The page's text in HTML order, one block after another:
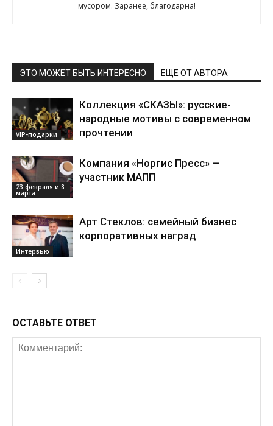
мусором. Заранее, благодарна!
ЭТО МОЖЕТ БЫТЬ ИНТЕРЕСНО ЕЩЕ ОТ АВТОРА
VIP-подарки
Коллекция «СКАЗЫ»: русские-
народные мотивы с современном
прочтении
23 февраля и 8
марта
Компания «Норгис Пресс» —
участник МАПП
Интервью
Арт Стеклов: семейный бизнес
корпоративных наград
ОСТАВЬТЕ ОТВЕТ